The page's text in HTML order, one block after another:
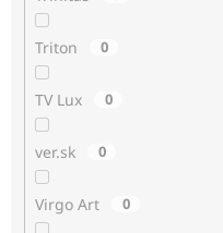
Triton 0
TV Lux 0
ver.sk 0
Virgo Art 0